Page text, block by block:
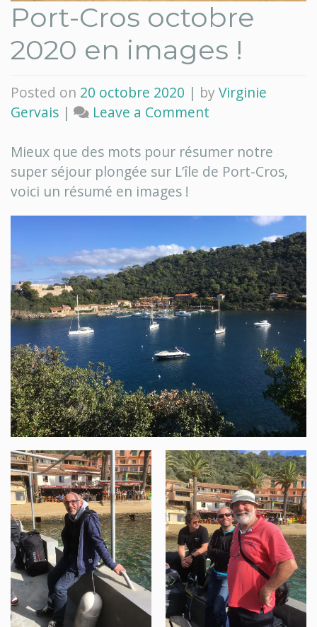
Port-Cros octobre
2020 en images !
Posted on 20 octobre 2020 | byVirginie
Gervais | Leave a Comment
Cros
octobre
images
!
Mieux que des mots pour résumer notre
super séjour plongée sur L’île de Port-Cros,
voici un résumé en images !